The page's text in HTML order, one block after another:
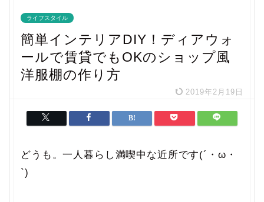
ライフスタイル
簡単インテリアDIY！ディアウォ
ールで賃貸でもOKのショップ風
洋服棚の作り方
2019年2月19日
どうも。一人暮らし満喫中な近所です(´・ω・
`)